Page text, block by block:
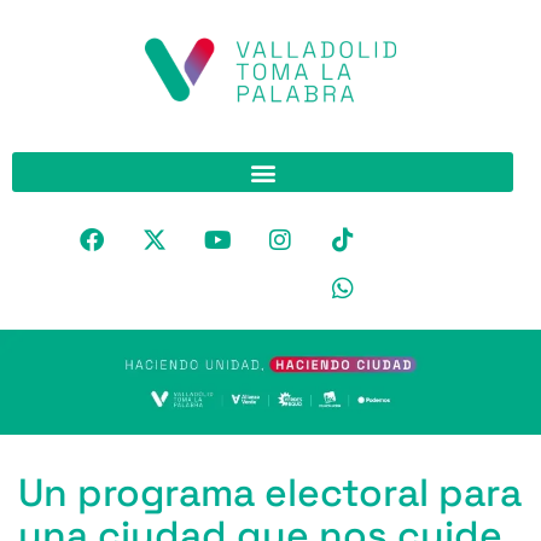
Un programa electoral para